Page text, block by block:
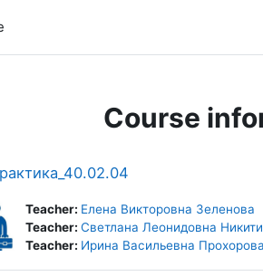
Course
Teacher: Елена Викторовна Зеленова
Teacher: Светлана Леонидовна
Teacher: Ирина Васильевна Прохорова